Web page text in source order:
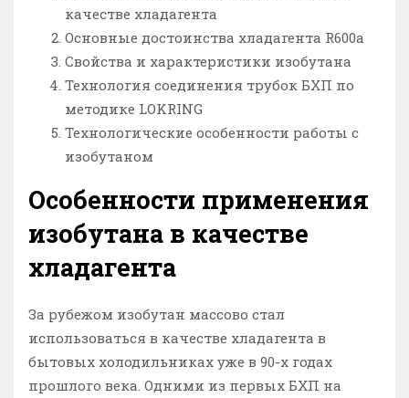
качестве хладагента
Основные достоинства хладагента R600a
Свойства и характеристики изобутана
Технология соединения трубок БХП по
методике LOKRING
Технологические особенности работы с
изобутаном
Особенности применения
изобутана в качестве
хладагента
За рубежом изобутан массово стал
использоваться в качестве хладагента в
бытовых холодильниках уже в 90-х годах
прошлого века. Одними из первых БХП на